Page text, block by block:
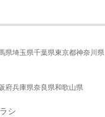
県埼玉県千葉県東京都神奈川県
府兵庫県奈良県和歌山県
シ